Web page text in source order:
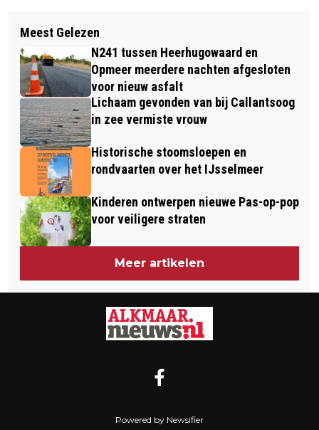
ERE-INSIGNE IN GOUD VOOR PIET
VERHOEVEN
VROUWELIJKE KUNSTENAARS GEVEN
KLEUR AAN INTERNATIONALE
VROUWENDAG OP HET CANADAPLEIN
Meest Gelezen
N241 tussen Heerhugowaard en
Opmeer meerdere nachten afgesloten
voor nieuw asfalt
Lichaam gevonden van bij Callantsoog
in zee vermiste vrouw
Historische stoomsloepen en
rondvaarten over het IJsselmeer
Kinderen ontwerpen nieuwe Pas-op-pop
voor veiligere straten
Meer artikelen
Powered by Newsifier